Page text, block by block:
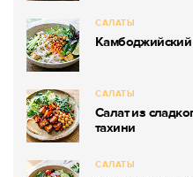
САЛАТЫ
Камбоджийский
САЛАТЫ
Салат из
тахини
САЛАТЫ